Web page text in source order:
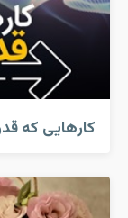
کارهایی که